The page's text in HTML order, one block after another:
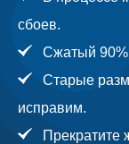
сбоев.
Сжатый
Старые
исправим.
Прекратите